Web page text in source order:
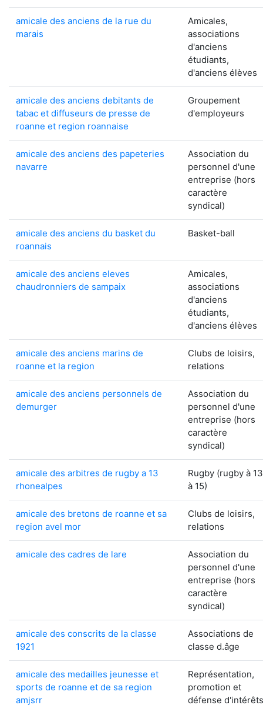
amicale des anciens de la rue du
marais
Amicales,
associations
d'anciens
étudiants,
d'anciens élèves
amicale des anciens debitants de
tabac et diffuseurs de presse de
roanne et region roannaise
Groupement
d'employeurs
amicale des anciens des papeteries
navarre
Association du
personnel d'une
entreprise (hors
caractère
syndical)
amicale des anciens du basket du
roannais
Basket-ball
amicale des anciens eleves
chaudronniers de sampaix
Amicales,
associations
d'anciens
étudiants,
d'anciens élèves
amicale des anciens marins de
roanne et la region
Clubs de loisirs,
relations
amicale des anciens personnels de
demurger
Association du
personnel d'une
entreprise (hors
caractère
syndical)
amicale des arbitres de rugby a 13
rhonealpes
Rugby (rugby à
à 15)
amicale des bretons de roanne et sa
region avel mor
Clubs de loisirs,
relations
amicale des cadres de lare
Association du
personnel d'une
entreprise (hors
caractère
syndical)
amicale des conscrits de la classe
1921
Associations de
classe d.âge
amicale des medailles jeunesse et
sports de roanne et de sa region
amjsrr
Représentation,
promotion et
défense d'intérêts